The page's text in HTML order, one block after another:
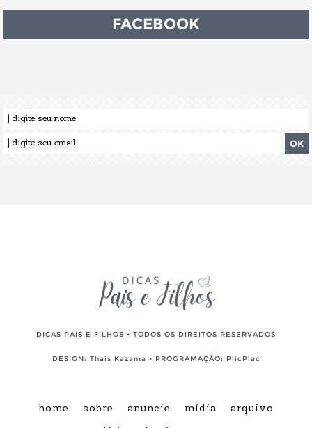
FACEBOOK
DICAS PAIS E FILHOS • TODOS OS DIREITOS RESERVADOS
DESIGN: Thais Kazama • PROGRAMAÇÃO: PlicPlac
home sobre anuncie mídia arquivo